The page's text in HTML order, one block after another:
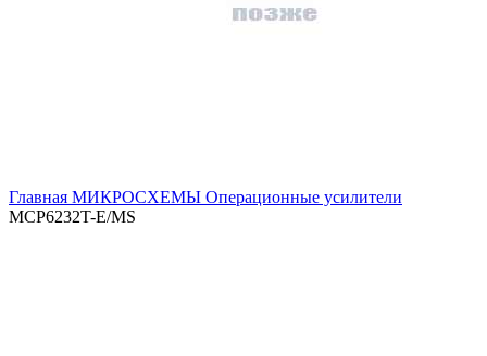
Главная МИКРОСХЕМЫ Операционные усилители
MCP6232T-E/MS